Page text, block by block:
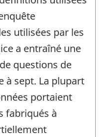
utilisées par les
a entraîné une
questions de
à sept. La plupart
portaient
fabriqués à